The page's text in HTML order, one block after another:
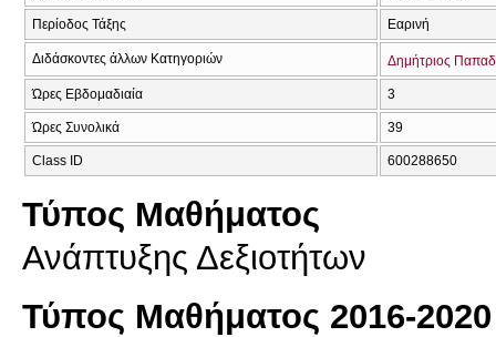
Περίοδος Τάξης Εαρινή
Διδάσκοντες άλλων Κατηγοριών Δημήτριος
Ώρες Εβδομαδιαία 3
Ώρες Συνολικά 39
Class ID 600288650
Τύπος Μαθήματος
Ανάπτυξης Δεξιοτήτων
Τύπος Μαθήματος 2016-2020